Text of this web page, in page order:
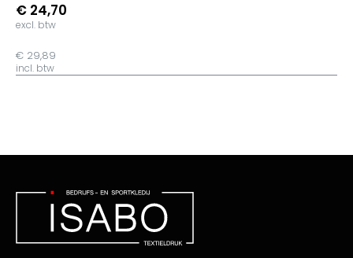
€ 24,70
excl. btw
€ 29,89
incl. btw